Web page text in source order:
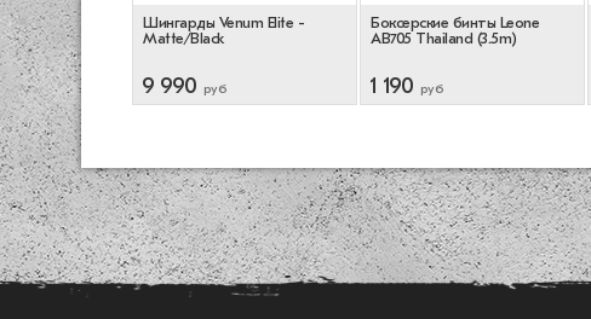
Venum
(4m)
Шингарды Venum Elite -
Matte/Black
9 990 руб
Боксерские бинты Leone
AB705 Thailand (3.5m)
1 190 руб